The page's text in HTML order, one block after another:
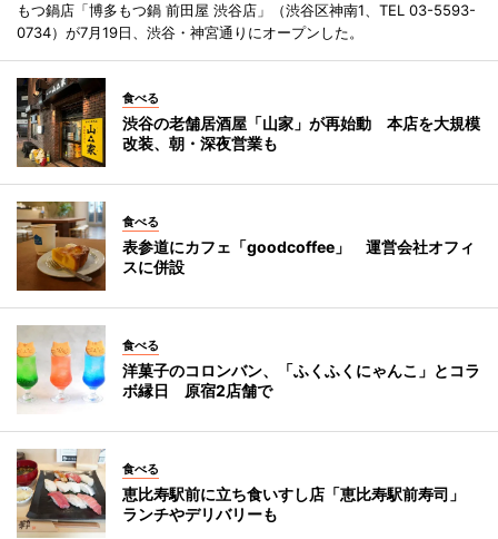
もつ鍋店「博多もつ鍋 前田屋 渋谷店」（渋谷区神南1、TEL 03-5593-
0734）が7月19日、渋谷・神宮通りにオープンした。
食べる
渋谷の老舗居酒屋「山家」が再始動 本店を大規模
改装、朝・深夜営業も
食べる
表参道にカフェ「goodcoffee」 運営会社オフィ
スに併設
食べる
洋菓子のコロンバン、「ふくふくにゃんこ」とコラ
ボ縁日 原宿2店舗で
食べる
恵比寿駅前に立ち食いすし店「恵比寿駅前寿司」
ランチやデリバリーも